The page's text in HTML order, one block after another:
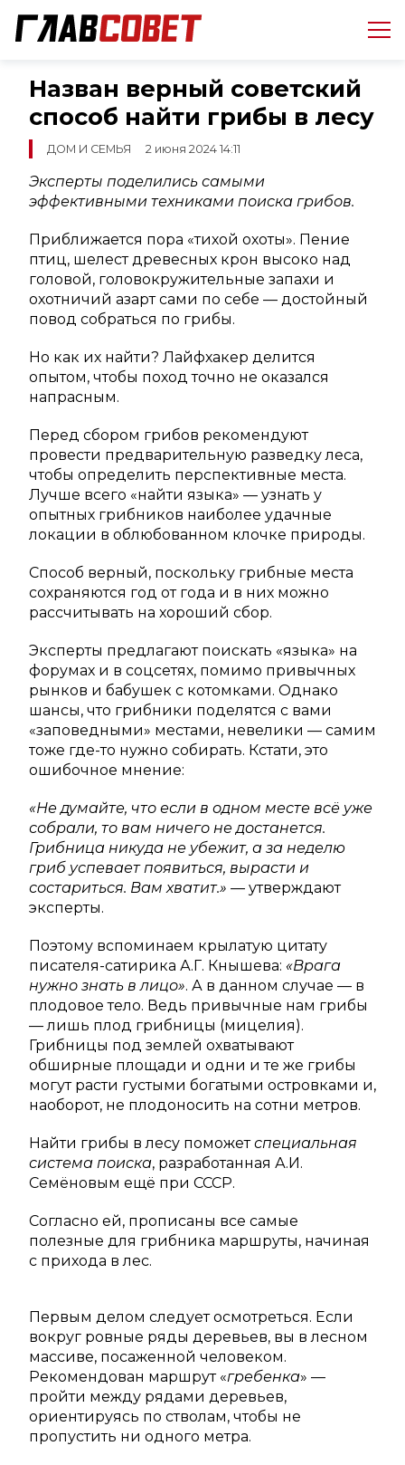
Назван верный советский
способ найти грибы в лесу
ДОМ И СЕМЬЯ 2 июня 2024 14:11
Эксперты поделились самыми
эффективными техниками поиска грибов.
Приближается пора «тихой охоты». Пение
птиц, шелест древесных крон высоко над
головой, головокружительные запахи и
охотничий азарт сами по себе — достойный
повод собраться по грибы.
Но как их найти? Лайфхакер делится
опытом, чтобы поход точно не оказался
напрасным.
Перед сбором грибов рекомендуют
провести предварительную разведку леса,
чтобы определить перспективные места.
Лучше всего «найти языка» — узнать у
опытных грибников наиболее удачные
локации в облюбованном клочке природы.
Способ верный, поскольку грибные места
сохраняются год от года и в них можно
рассчитывать на хороший сбор.
Эксперты предлагают поискать «языка» на
форумах и в соцсетях, помимо привычных
рынков и бабушек с котомками. Однако
шансы, что грибники поделятся с вами
«заповедными» местами, невелики — самим
тоже где-то нужно собирать. Кстати, это
ошибочное мнение:
«Не думайте, что если в одном месте всё уже
собрали, то вам ничего не достанется.
Грибница никуда не убежит, а за неделю
гриб успевает появиться, вырасти и
состариться. Вам хватит.» — утверждают
эксперты.
Поэтому вспоминаем крылатую цитату
писателя-сатирика А.Г. Кнышева: «Врага
нужно знать в лицо». А в данном случае — в
плодовое тело. Ведь привычные нам грибы
— лишь плод грибницы (мицелия).
Грибницы под землей охватывают
обширные площади и одни и те же грибы
могут расти густыми богатыми островками и,
наоборот, не плодоносить на сотни метров.
Найти грибы в лесу поможетспециальная
система поиска, разработанная А.И.
Семёновым ещё при СССР.
Согласно ей, прописаны все самые
полезные для грибника маршруты, начиная
с прихода в лес.
Первым делом следует осмотреться. Если
вокруг ровные ряды деревьев, вы в лесном
массиве, посаженной человеком.
Рекомендован маршрут «гребенка» —
пройти между рядами деревьев,
ориентируясь по стволам, чтобы не
пропустить ни одного метра.